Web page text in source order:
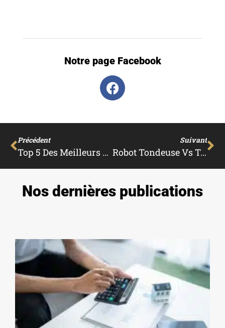
Notre page Facebook
Précédent
Top 5 Des Meilleurs Robots Tondeuses En 2023
Suivant
Robot Tondeuse Vs Tondeuse Auto-Portée : Lequel Choisir ?
Nos dernières publications